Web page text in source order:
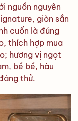
nguồn nguyên
giòn sần
cuốn là đúng
thích hợp mua
hương vị ngọt
bề bề, hàu
thử.